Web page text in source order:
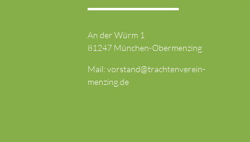
An der Würm 1
81247 München-Obermenzing
Mail:vorstand@trachtenverein-
menzing.de